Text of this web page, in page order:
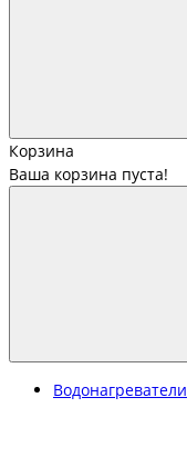
Корзина
Ваша корзина пуста!
Водонагреватели